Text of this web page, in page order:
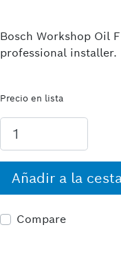
Bosch Workshop Oil
professional installer.
Precio en lista
Añadir a la
Compare